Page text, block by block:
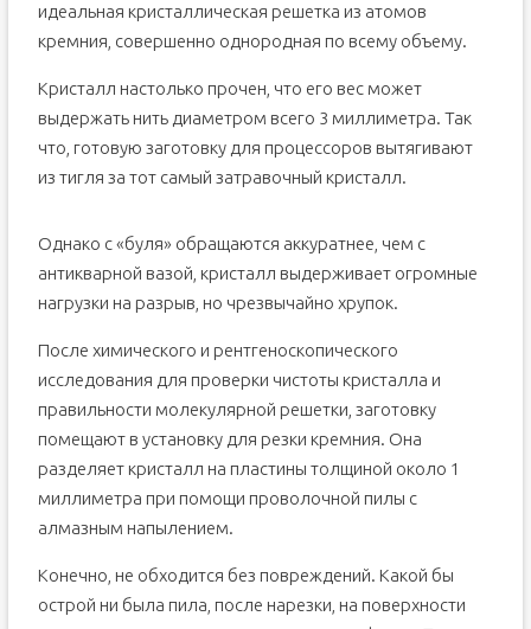
идеальная кристаллическая решетка из атомов
кремния, совершенно однородная по всему объему.
Кристалл настолько прочен, что его вес может
выдержать нить диаметром всего 3 миллиметра. Так
что, готовую заготовку для процессоров вытягивают
из тигля за тот самый затравочный кристалл.
Однако с «буля» обращаются аккуратнее, чем с
антикварной вазой, кристалл выдерживает огромные
нагрузки на разрыв, но чрезвычайно хрупок.
После химического и рентгеноскопического
исследования для проверки чистоты кристалла и
правильности молекулярной решетки, заготовку
помещают в установку для резки кремния. Она
разделяет кристалл на пластины толщиной около 1
миллиметра при помощи проволочной пилы с
алмазным напылением.
Конечно, не обходится без повреждений. Какой бы
острой ни была пила, после нарезки, на поверхности